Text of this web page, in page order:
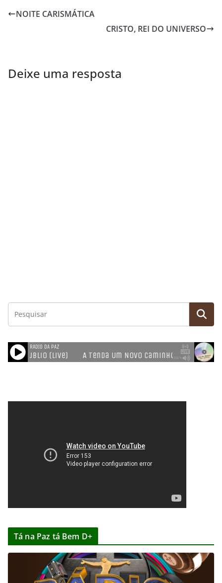
NOITE CARISMÁTICA
CRISTO, REI DO UNIVERSO
Deixe uma resposta
Tá na Paz tá Bem D+